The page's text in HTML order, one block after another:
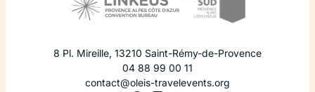
8 Pl. Mireille, 13210 Saint-Rémy-de-Provence
04 88 99 00 11
contact@oleis-travelevents.org